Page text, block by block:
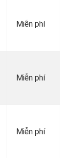
Miễn phí
Miễn phí
Miễn phí